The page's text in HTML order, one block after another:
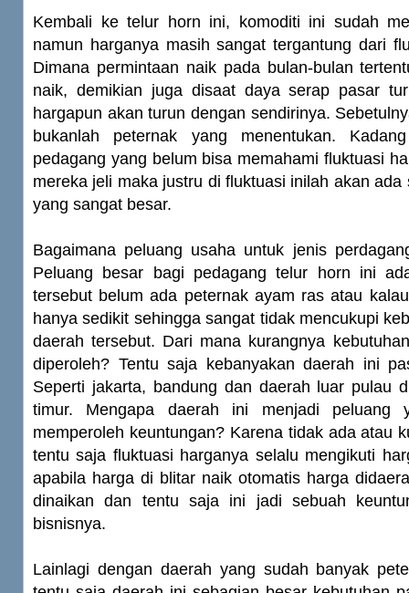
Kembali ke telur horn ini, komoditi ini sudah
namun harganya masih sangat tergantung dari
Dimana permintaan naik pada bulan-bulan
naik, demikian juga disaat daya serap pasar
hargapun akan turun dengan sendirinya.
bukanlah peternak yang menentukan.
pedagang yang belum bisa memahami fluktuasi
mereka jeli maka justru di fluktuasi inilah akan ada
yang sangat besar.
Bagaimana peluang usaha untuk jenis
Peluang besar bagi pedagang telur horn ini
tersebut belum ada peternak ayam ras atau
hanya sedikit sehingga sangat tidak mencukupi
daerah tersebut. Dari mana kurangnya
diperoleh? Tentu saja kebanyakan daerah ini
Seperti jakarta, bandung dan daerah luar pulau
timur. Mengapa daerah ini menjadi peluang
memperoleh keuntungan? Karena tidak ada atau
tentu saja fluktuasi harganya selalu mengikuti
apabila harga di blitar naik otomatis harga
dinaikan dan tentu saja ini jadi sebuah
bisnisnya.
Lainlagi dengan daerah yang sudah banyak